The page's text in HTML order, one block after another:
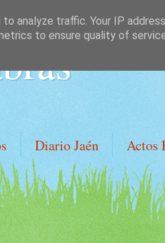
Diario Jaén Actos
analyze traffic. Your IP
to ensure quality of